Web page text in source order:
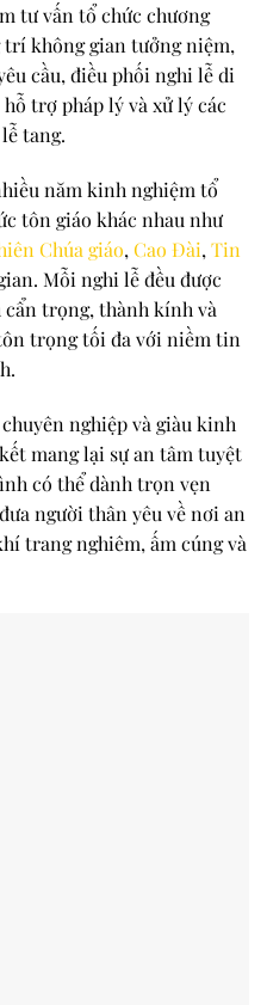
tư vấn tổ chức chương
không gian tưởng niệm,
cầu, điều phối nghi lễ di
trợ pháp lý và xử lý các
tang.
năm kinh nghiệm tổ
tôn giáo khác nhau như
Chúa giáo, Cao Đài, Tin
Mỗi nghi lễ đều được
trọng, thành kính và
trọng tối đa với niềm tin
nghiệp và giàu kinh
mang lại sự an tâm tuyệt
có thể dành trọn vẹn
người thân yêu về nơi an
trang nghiêm, ấm cúng và